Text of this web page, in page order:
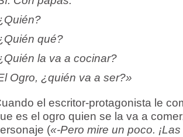
qué?
la va a cocinar?
Ogro, ¿quién va a ser?»
el escritor-protagonista le
es el ogro quien se la va a
(«-Pero mire un poco.